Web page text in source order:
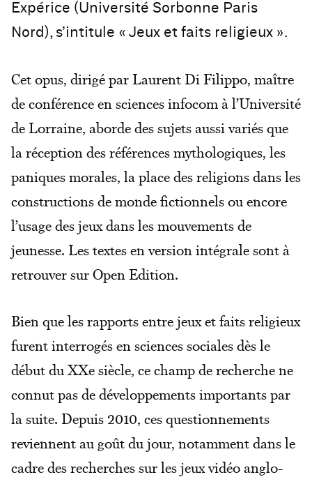
Expérice (Université Sorbonne Paris
Nord), s’intitule « Jeux et faits religieux ».
Cet opus, dirigé par Laurent Di Filippo, maître
de conférence en sciences infocom à l’Université
de Lorraine, aborde des sujets aussi variés que
la réception des références mythologiques, les
paniques morales, la place des religions dans les
constructions de monde fictionnels ou encore
l’usage des jeux dans les mouvements de
jeunesse. Les textes en version intégrale sont à
retrouver sur Open Edition.
Bien que les rapports entre jeux et faits religieux
furent interrogés en sciences sociales dès le
début du XXe siècle, ce champ de recherche ne
connut pas de développements importants par
la suite. Depuis 2010, ces questionnements
reviennent au goût du jour, notamment dans le
cadre des recherches sur les jeux vidéo anglo-